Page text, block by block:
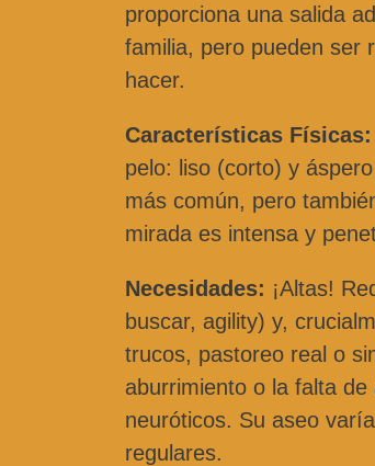
proporciona una salida
familia, pero pueden ser
hacer.
Características Físicas:
pelo: liso (corto) y
más común, pero
mirada es intensa y
Necesidades: ¡Altas!
buscar, agility) y,
trucos, pastoreo real o
aburrimiento o la falta
neuróticos. Su aseo
regulares.